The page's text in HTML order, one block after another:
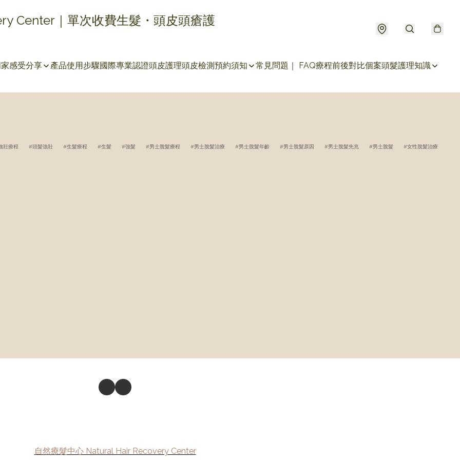
Center｜單次收費生髮・頭皮頭瘡護
感受分享 產品使用步驟國際專業認證頭皮護理頭皮檢測預約須知 常見問題｜ FAQ療程前後對比個案頭髮護理知識
壯療程 頭髮強壯 生髮療程 生髮 強髮 男士脫髮療程 男士脫髮治療 男士脫髮年齡 男士脫髮原因 男士脫髮先兆 男士脫髮 女性脫髮治療
自然療髮中心 Natural Hair Recovery Center